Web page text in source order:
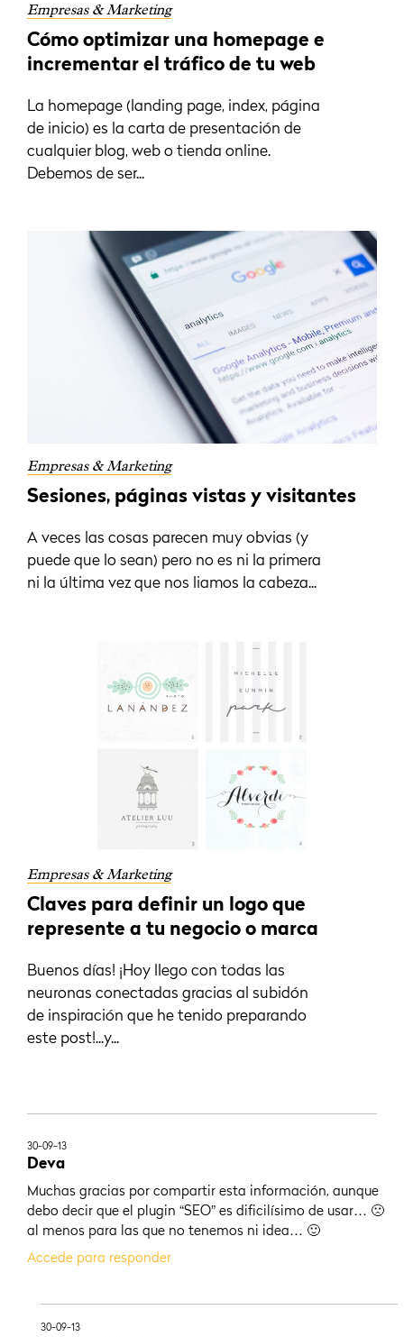
Empresas & Marketing
Cómo optimizar una homepage e
incrementar el tráfico de tu web
La homepage (landing page, index, página
de inicio) es la carta de presentación de
cualquier blog, web o tienda online.
Debemos de ser...
Empresas & Marketing
Sesiones, páginas vistas y visitantes
A veces las cosas parecen muy obvias (y
puede que lo sean) pero no es ni la primera
ni la última vez que nos liamos la cabeza...
Empresas & Marketing
Claves para definir un logo que
represente a tu negocio o marca
Buenos días! ¡Hoy llego con todas las
neuronas conectadas gracias al subidón
de inspiración que he tenido preparando
este post!...y...
30-09-13
Deva
Muchas gracias por compartir esta información, aunque
debo decir que el plugin “SEO” es dificilísimo de usar… 🙁
al menos para las que no tenemos ni idea… 🙂
Accede para responder
30-09-13